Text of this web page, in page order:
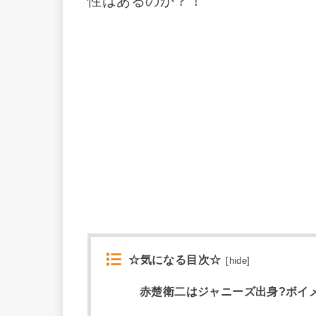
☆気になる目次☆ hide
赤楚衛二はジャニーズ出身?ボイ